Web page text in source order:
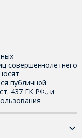
совершеннолетнего
публичной
437 ГК РФ., и